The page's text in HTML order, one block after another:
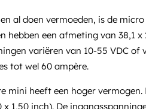
al doen vermoeden, is de
hebben een afmeting van 38,1
variëren van 10-55 VDC of
tot wel 60 ampère.
mini heeft een hoger
x 1,50 inch). De